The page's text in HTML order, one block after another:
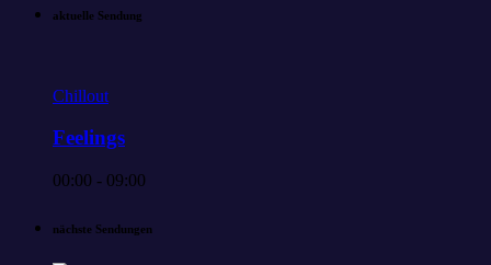
aktuelle Sendung
Chillout
Feelings
00:00 - 09:00
nächste Sendungen